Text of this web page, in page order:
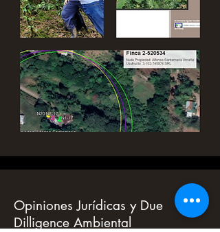
Opiniones Jurídicas y Due
Dilligence Ambiental